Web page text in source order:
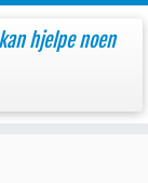
hjelpe noen